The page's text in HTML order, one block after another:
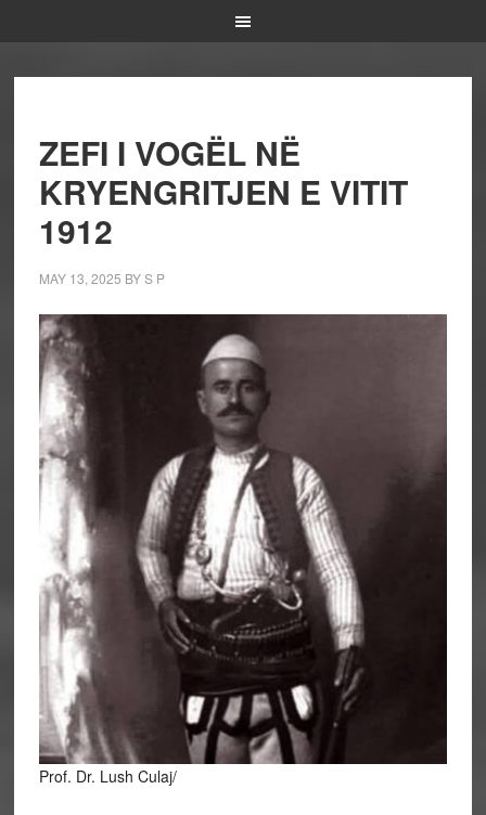
ZEFI I VOGËL NË
KRYENGRITJEN E VITIT
1912
MAY 13, 2025 BYS P
Prof. Dr. Lush Culaj/